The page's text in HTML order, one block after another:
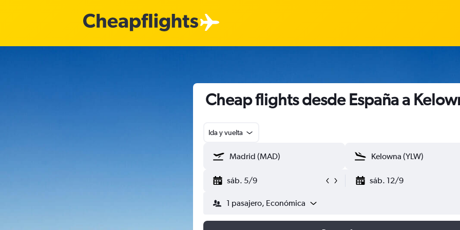
Cheap flights desde España a
Ida y vuelta
sáb. 5/9 sáb. 12/9
1 pasajero, Económica